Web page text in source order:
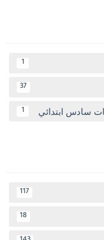
1
37
سادس ابتدائي 1
117
18